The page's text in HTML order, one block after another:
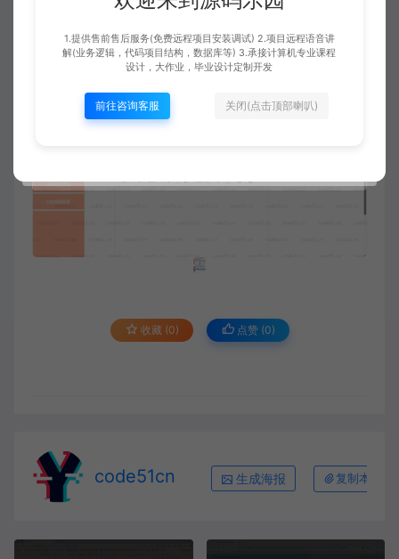
收藏 (0) 点赞 (0)
code51cn 生成海报 复制本文链
1.提供售前售后服务(免费远程项目安装调试) 2.项目远程语音讲
解(业务逻辑，代码项目结构，数据库等) 3.承接计算机专业课程
设计，大作业，毕业设计定制开发
前往咨询客服 关闭(点击顶部喇叭)